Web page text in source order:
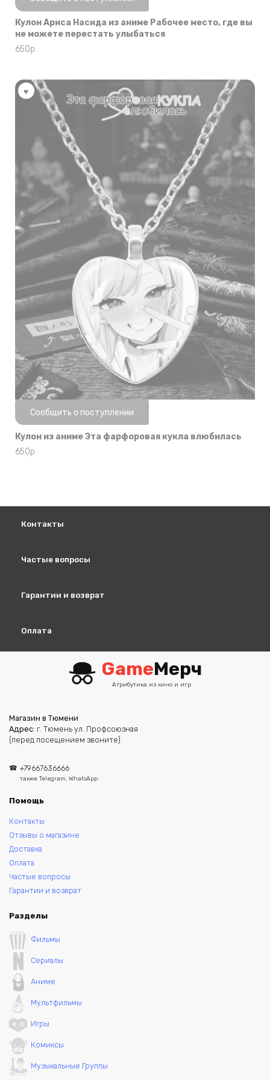
Кулон Ариса Насида из аниме Рабочее место, где вы
не можете перестать улыбаться
650р.
Нет в наличии
Сообщить о поступлении
Кулон из аниме Эта фарфоровая кукла влюбилась
650р.
Контакты
Частые вопросы
Гарантии и возврат
Оплата
GameМерч
Атрибутика из кино и игр
Магазин в Тюмени
Адрес: г. Тюмень ул. Профсоюзная
(перед посещением звоните)
+79667636666
также Telegram, WhatsApp
Помощь
Контакты
Отзывы о магазине
Доставка
Оплата
Частые вопросы
Гарантии и возврат
Разделы
Фильмы
Сериалы
Аниме
Мультфильмы
Игры
Комиксы
Музыкальные Группы